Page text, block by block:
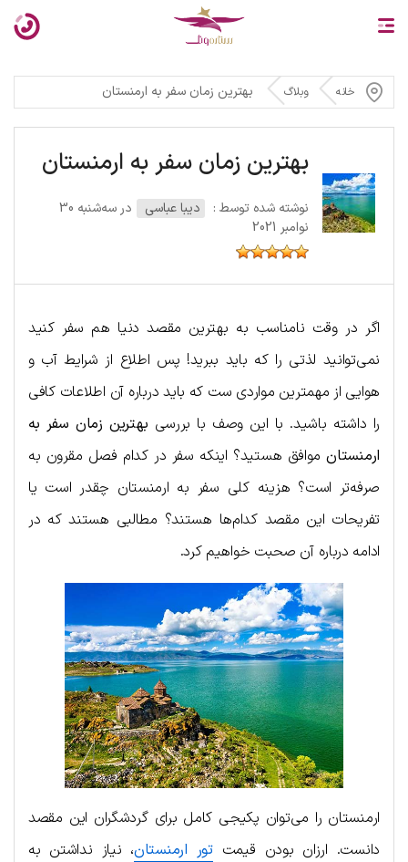
خانه وبلاگ بهترین زمان سفر به ارمنستان
بهترین زمان سفر به ارمنستان
نوشته شده توسط : دیبا عباسی
در سه‌شنبه 30
نوامبر 2021
اگر در وقت نامناسب به بهترین مقصد دنیا هم سفر کنید
نمی‌توانید لذتی را که باید ببرید! پس اطلاع از شرایط آب و
هوایی از مهمترین مواردی ست که باید درباره آن اطلاعات کافی
را داشته باشید. با این وصف با بررسی بهترین زمان سفر به
ارمنستانموافق هستید؟ اینکه سفر در کدام فصل مقرون به
صرفه‌تر است؟ هزینه کلی سفر به ارمنستان چقدر است یا
تفریحات این مقصد کدام‌ها هستند؟ مطالبی هستند که در
ادامه درباره آن صحبت خواهیم کرد.
ارمنستان را می‌توان پکیجی کامل برای گردشگران این مقصد
دانست. ارزان بودن قیمتتور ارمنستان، نیاز نداشتن به